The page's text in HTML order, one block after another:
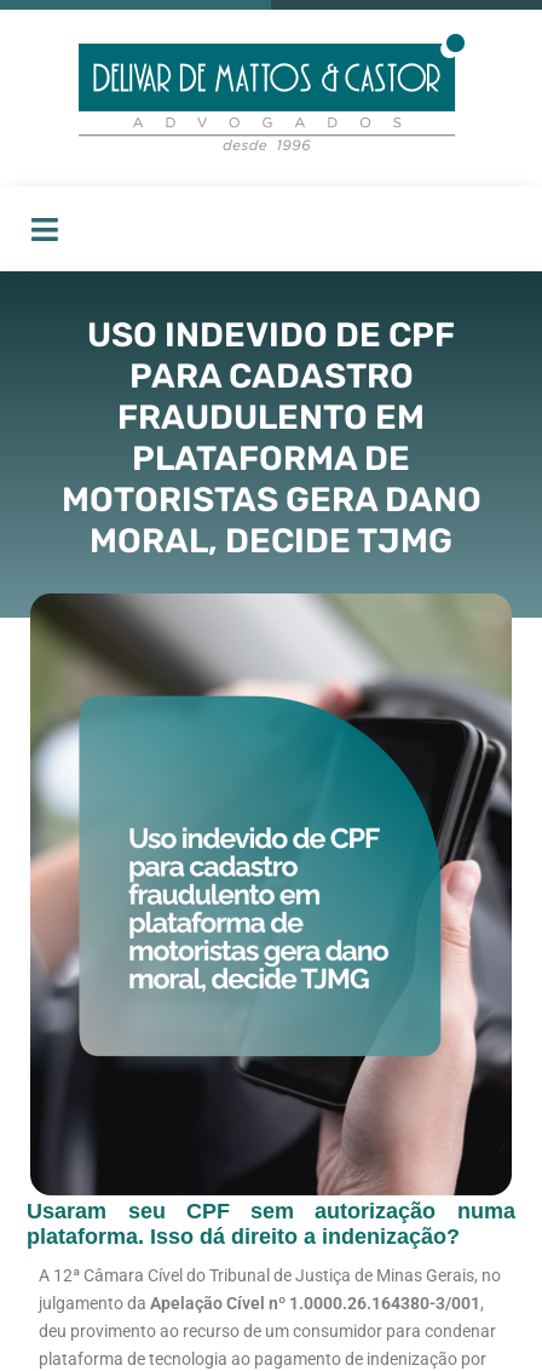
USO INDEVIDO DE CPF
PARA CADASTRO
FRAUDULENTO EM
PLATAFORMA DE
MOTORISTAS GERA DANO
MORAL, DECIDE TJMG
Usaram seu CPF sem autorização numa
plataforma. Isso dá direito a indenização?
A 12ª Câmara Cível do Tribunal de Justiça de Minas Gerais, no
julgamento daApelação Cível nº 1.0000.26.164380-3/001,
deu provimento ao recurso de um consumidor para condenar
plataforma de tecnologia ao pagamento de indenização por